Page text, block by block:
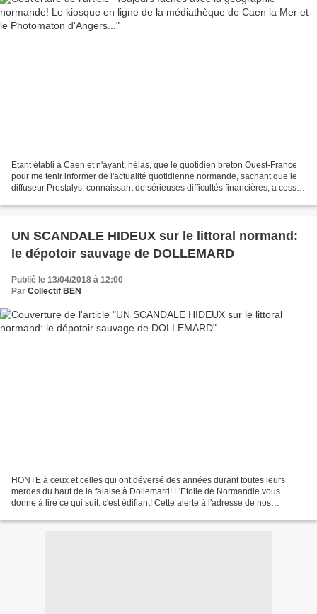
Etant établi à Caen et n'ayant, hélas, que le quotidien breton Ouest-France
pour me tenir informer de l'actualité quotidienne normande, sachant que le
diffuseur Prestalys, connaissant de sérieuses difficultés financières, a cessé
UN SCANDALE HIDEUX sur le littoral normand:
le dépotoir sauvage de DOLLEMARD
Publié le 13/04/2018 à 12:00
Par Collectif BEN
HONTE à ceux et celles qui ont déversé des années durant toutes leurs
merdes du haut de la falaise à Dollemard! L'Etoile de Normandie vous
donne à lire ce qui suit: c'est édifiant! Cette alerte à l'adresse de nos